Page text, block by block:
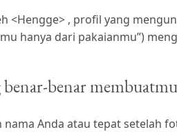
<Hengge> , profil yang
hanya dari pakaianmu”)
benar
Anda atau tepat setelah